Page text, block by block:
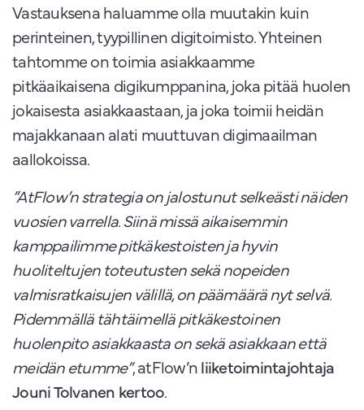
Vastauksena haluamme olla muutakin kuin
perinteinen, tyypillinen digitoimisto. Yhteinen
tahtomme on toimia asiakkaamme
pitkäaikaisena digikumppanina, joka pitää huolen
jokaisesta asiakkaastaan, ja joka toimii heidän
majakkanaan alati muuttuvan digimaailman
aallokoissa.
”AtFlow’n strategia on jalostunut selkeästi näiden
vuosien varrella. Siinä missä aikaisemmin
kamppailimme pitkäkestoisten ja hyvin
huoliteltujen toteutusten sekä nopeiden
valmisratkaisujen välillä, on päämäärä nyt selvä.
Pidemmällä tähtäimellä pitkäkestoinen
huolenpito asiakkaasta on sekä asiakkaan että
meidän etumme”, atFlow’nliiketoimintajohtaja
Jouni Tolvanen kertoo.